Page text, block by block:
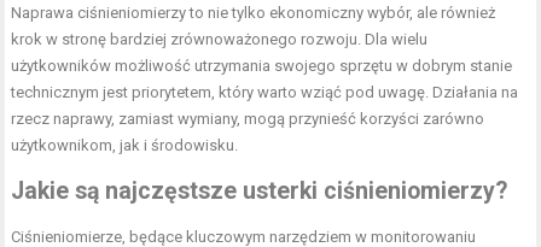
Naprawa ciśnieniomierzy to nie tylko ekonomiczny wybór, ale również
krok w stronę bardziej zrównoważonego rozwoju. Dla wielu
użytkowników możliwość utrzymania swojego sprzętu w dobrym stanie
technicznym jest priorytetem, który warto wziąć pod uwagę. Działania na
rzecz naprawy, zamiast wymiany, mogą przynieść korzyści zarówno
użytkownikom, jak i środowisku.
Jakie są najczęstsze usterki ciśnieniomierzy?
Ciśnieniomierze, będące kluczowym narzędziem w monitorowaniu